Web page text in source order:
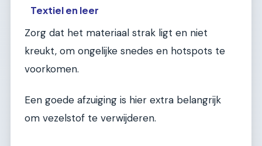
Textiel en leer
Zorg dat het materiaal strak ligt en niet
kreukt, om ongelijke snedes en hotspots te
voorkomen.
Een goede afzuiging is hier extra belangrijk
om vezelstof te verwijderen.